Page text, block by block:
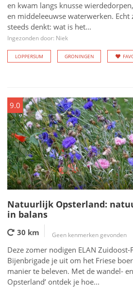
en kwam langs knusse
en middeleeuwse waterwerken. Echt
steeds denkt: wat is het...
Ingezonden door: Niek
LOPPERSUM GRONINGEN
9.0
Natuurlijk Opsterland:
in balans
30 km Geen kenmerken gevonden
Deze zomer nodigen ELAN Zuidoost-
Bijenbrigade je uit om het Friese
manier te beleven. Met de wandel-
Opsterland’ ontdek je hoe...